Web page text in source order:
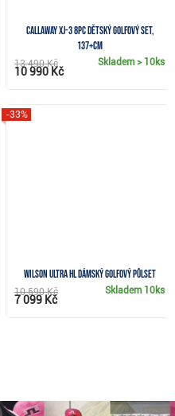
Callaway XJ-3 8PC dětský golfový set,
137+cm
Skladem> 10ks
13 490 Kč
10 990 Kč
Wilson Ultra HL dámský golfový půlset
-33%
Skladem 10ks
10 590 Kč
7 099 Kč